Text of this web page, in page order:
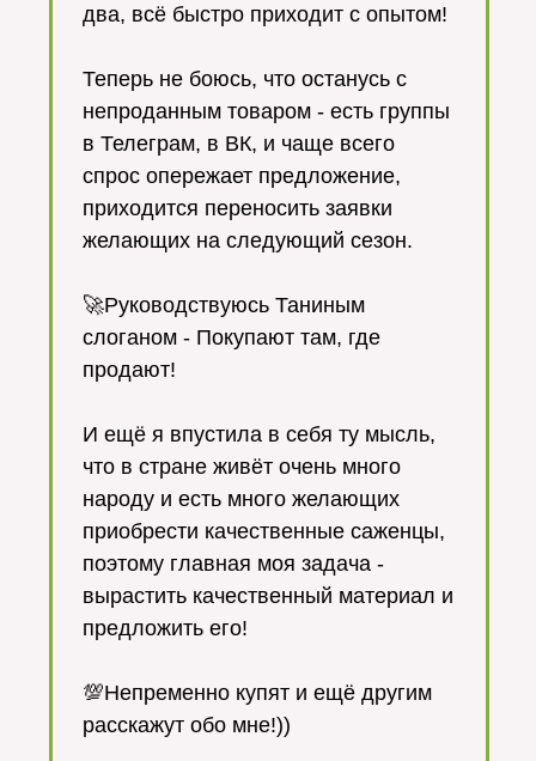
два, всё быстро приходит с опытом!
Теперь не боюсь, что останусь с
непроданным товаром - есть группы
в Телеграм, в ВК, и чаще всего
спрос опережает предложение,
приходится переносить заявки
желающих на следующий сезон.
🚀Руководствуюсь Таниным
слоганом - Покупают там, где
продают!
И ещё я впустила в себя ту мысль,
что в стране живёт очень много
народу и есть много желающих
приобрести качественные саженцы,
поэтому главная моя задача -
вырастить качественный материал и
предложить его!
💯Непременно купят и ещё другим
расскажут обо мне!))